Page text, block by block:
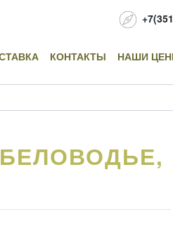
КОНТАКТЫ НАШИ
БЕЛОВОДЬЕ,